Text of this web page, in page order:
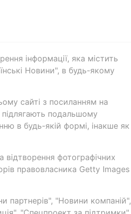
інформації, яка містить
Новини", в будь-якому
сайті з посиланням на
підлягають подальшому
в будь-якій формі, інакше як
фотографічних
правовласника Getty Images
партнерів", "Новини компаній",